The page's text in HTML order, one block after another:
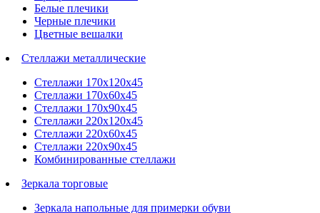
Белые плечики
Черные плечики
Цветные вешалки
Стеллажи металлические
Стеллажи 170х120х45
Стеллажи 170х60х45
Стеллажи 170х90х45
Стеллажи 220х120х45
Стеллажи 220х60х45
Стеллажи 220х90х45
Комбинированные стеллажи
Зеркала торговые
Зеркала напольные для примерки обуви